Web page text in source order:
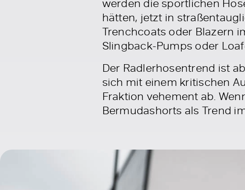
hätten, jetzt in
Trenchcoats oder Blazern
Slingback-Pumps oder
Der Radlerhosentrend ist
sich mit einem kritischen
Fraktion vehement ab.
Bermudashorts als Trend